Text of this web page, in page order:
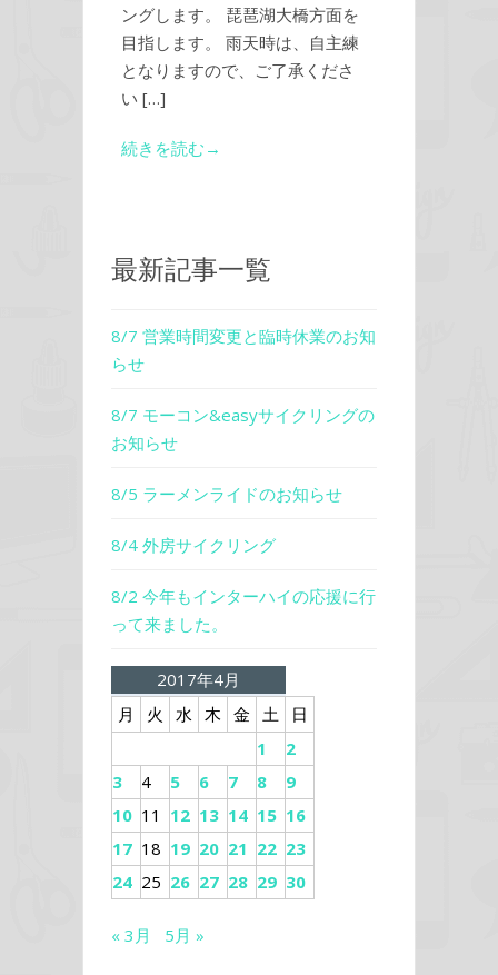
ングします。 琵琶湖大橋方面を
目指します。 雨天時は、自主練
となりますので、ご了承くださ
い […]
続きを読む→
最新記事一覧
8/7 営業時間変更と臨時休業のお知
らせ
8/7 モーコン&easyサイクリングの
お知らせ
8/5 ラーメンライドのお知らせ
8/4 外房サイクリング
8/2 今年もインターハイの応援に行
って来ました。
2017年4月
月
火 水 木 金 土
日
1
2
3
4 5 6 7 8
9
10 11 12 13 14 15 16
17 18 19 20 21 22 23
24 25 26 27 28 29 30
« 3月 5月 »